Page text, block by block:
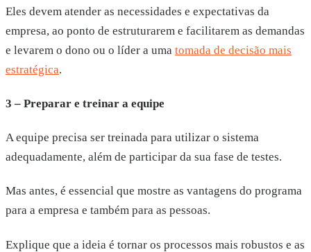
Eles devem atender as necessidades e expectativas da
empresa, ao ponto de estruturarem e facilitarem as demandas
e levarem o dono ou o líder a uma tomada de decisão mais
estratégica.
3 – Preparar e treinar a equipe
A equipe precisa ser treinada para utilizar o sistema
adequadamente, além de participar da sua fase de testes.
Mas antes, é essencial que mostre as vantagens do programa
para a empresa e também para as pessoas.
Explique que a ideia é tornar os processos mais robustos e as